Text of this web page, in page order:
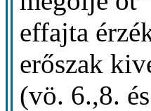
effajta
erőszak
(vö. 6.,8.